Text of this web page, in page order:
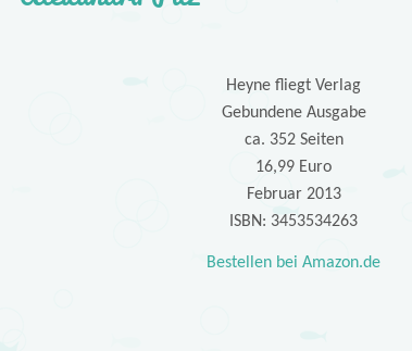
Heyne fliegt Verlag
Gebundene Ausgabe
ca. 352 Seiten
16,99 Euro
Februar 2013
ISBN: 3453534263
Bestellen bei Amazon.de